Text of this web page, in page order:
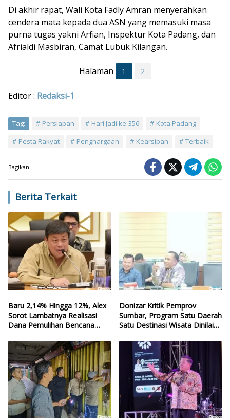
Di akhir rapat, Wali Kota Fadly Amran menyerahkan
cendera mata kepada dua ASN yang memasuki masa
purna tugas yakni Arfian, Inspektur Kota Padang, dan
Afrialdi Masbiran, Camat Lubuk Kilangan.
Halaman 1 2
Editor : Redaksi-1
Tag: Persiapan Hari Jadi ke-356
Kota Padang
Pesta Rakyat
Penghargaan Kearsipan Terbaik
Bagikan
Berita Terkait
Baru 2,14% Hingga 12%, Alex
Sorot Lambatnya Realisasi
Dana Pemulihan Bencana
Donizar Kritik Pemprov
Sumbar, Program Satu Daerah
Satu Destinasi Wisata Dinilai